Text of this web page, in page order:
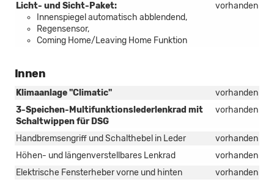
Licht- und Sicht-Paket:
Innenspiegel automatisch abblendend,
Regensensor,
Coming Home/Leaving Home Funktion
vorhanden
Innen
Klimaanlage "Climatic"
vorhanden
3-Speichen-Multifunktionslederlenkrad mit
Schaltwippen für DSG
vorhanden
Handbremsengriff und Schalthebel in Leder
vorhanden
Höhen- und längenverstellbares Lenkrad
vorhanden
Elektrische Fensterheber vorne und hinten
vorhanden